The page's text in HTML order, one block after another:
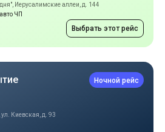
Иерусалимские аллеи, д. 144
ЧП
Выбрать этот рейс
Ночной рейс
Киевская, д. 93